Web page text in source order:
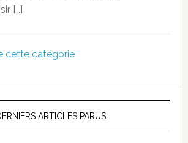
[…]
cette catégorie
ARTICLES PARUS